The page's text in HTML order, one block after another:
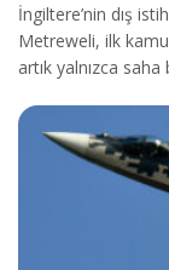
İngiltere’nin dış
Metreweli, ilk
artık yalnızca